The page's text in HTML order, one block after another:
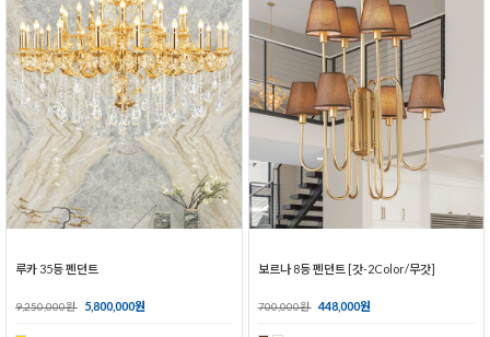
루카 35등 펜던트
9,250,000원 5,800,000원
보르나 8등 펜던트 [갓-2Color/무갓]
700,000원 448,000원